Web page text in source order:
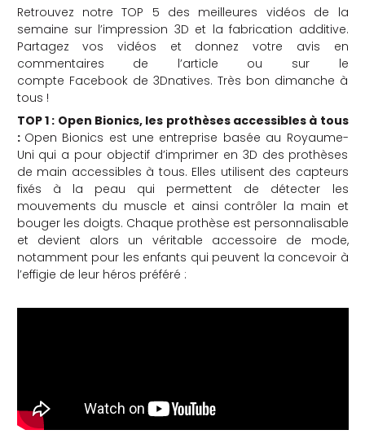
Retrouvez notre TOP 5 des meilleures vidéos de la
semaine sur l’impression 3D et la fabrication additive.
Partagez vos vidéos et donnez votre avis en
commentaires de l’article ou sur le
compte Facebook de 3Dnatives. Très bon dimanche à
tous !
TOP 1 : Open Bionics, les prothèses accessibles à tous
: Open Bionics est une entreprise basée au Royaume-
Uni qui a pour objectif d’imprimer en 3D des prothèses
de main accessibles à tous. Elles utilisent des capteurs
fixés à la peau qui permettent de détecter les
mouvements du muscle et ainsi contrôler la main et
bouger les doigts. Chaque prothèse est personnalisable
et devient alors un véritable accessoire de mode,
notamment pour les enfants qui peuvent la concevoir à
l’effigie de leur héros préféré :